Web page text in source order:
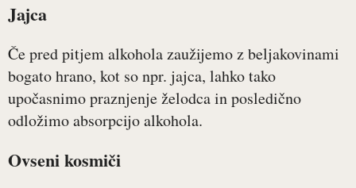
Jajca
Če pred pitjem alkohola zaužijemo z beljakovinami
bogato hrano, kot so npr. jajca, lahko tako
upočasnimo praznjenje želodca in posledično
odložimo absorpcijo alkohola.
Ovseni kosmiči